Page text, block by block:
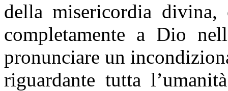
della misericordia divina,
completamente a Dio
pronunciare un
riguardante tutta